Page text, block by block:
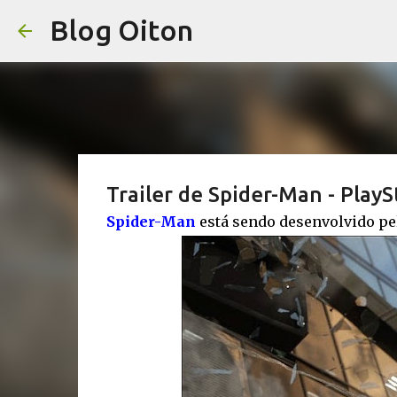
Blog Oiton
Trailer de Spider-Man -
Spider-Man está sendo desenvolvido